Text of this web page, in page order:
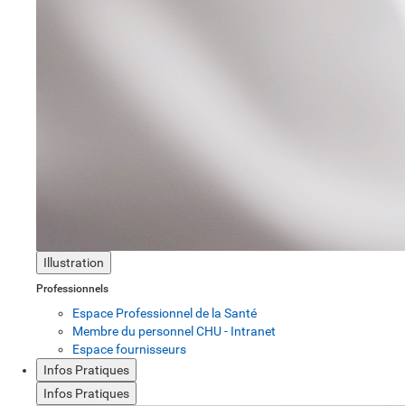
Illustration
Professionnels
Espace Professionnel de la Santé
Membre du personnel CHU - Intranet
Espace fournisseurs
Infos Pratiques
Infos Pratiques